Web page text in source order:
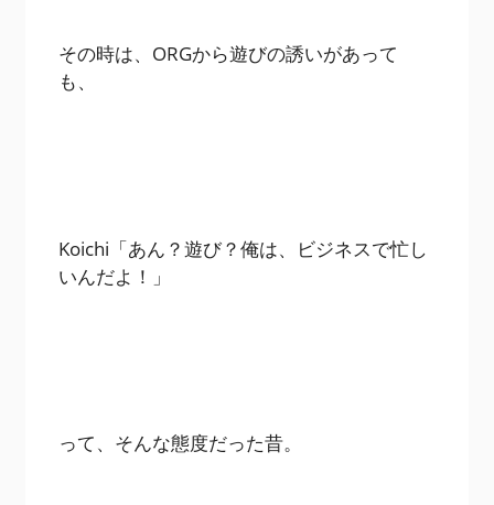
その時は、ORGから遊びの誘いがあって
も、
Koichi「あん？遊び？俺は、ビジネスで忙し
いんだよ！」
って、そんな態度だった昔。